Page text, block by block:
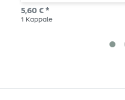
5,60 € *
1 Kappale